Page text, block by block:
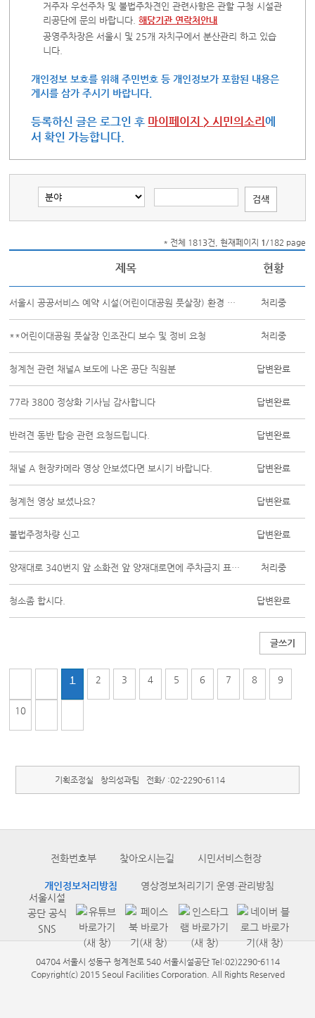
거주자 우선주차 및 불법주차견인 관련사항은 관할 구청 시설관
리공단에 문의 바랍니다.해당기관 연락처안내
공영주차장은 서울시 및 25개 자치구에서 분산관리 하고 있습
니다.
개인정보 보호를 위해 주민번호 등 개인정보가 포함된 내용은
게시를 삼가 주시기 바랍니다.
등록하신 글은 로그인 후 마이페이지 > 시민의소리에
서 확인 가능합니다.
* 전체 1813건, 현재페이지 1/182 page
제목 현황
서울시 공공서비스 예약 시설(어린이대공원 풋살장) 환경 개선 및 보수 촉구 민원 처리중
**어린이대공원 풋살장 인조잔디 보수 및 정비 요청 처리중
청계천 관련 채널A 보도에 나온 공단 직원분 답변완료
77라 3800 정상화 기사님 감사합니다 답변완료
반려견 동반 탑승 관련 요청드립니다. 답변완료
채널 A 현장카메라 영상 안보셨다면 보시기 바랍니다. 답변완료
청계천 영상 보셨나요? 답변완료
불법주정차량 신고 답변완료
양재대로 340번지 앞 소화전 앞 양재대로면에 주차금지 표시 요청드립니다. 처리중
청소좀 합시다. 답변완료
글쓰기
1 2 3 4 5 6 7 8 9
10
기획조정실 창의성과팀 전화/ :02-2290-6114
전화번호부 찾아오시는길 시민서비스헌장
개인정보처리방침
영상정보처리기기 운영·관리방침
서울시설
공단 공식
SNS
04704 서울시 성동구 청계천로 540 서울시설공단 Tel:02)2290-6114
Copyright(c) 2015 Seoul Facilities Corporation. All Rights Reserved